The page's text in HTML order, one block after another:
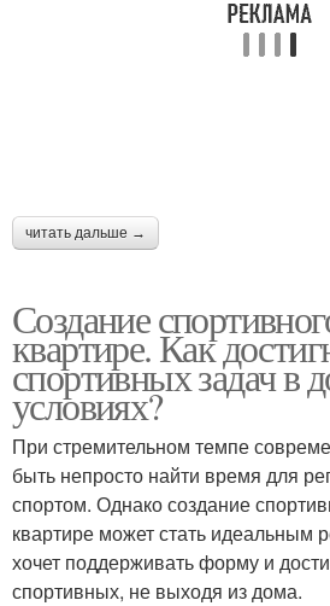
читать дальше →
Создание
квартире. Как
спортивных задач в
условиях?
При стремительном темпе
быть непросто найти время для
спортом. Однако создание
квартире может стать идеальным
хочет поддерживать форму и
спортивных, не выходя из дома.